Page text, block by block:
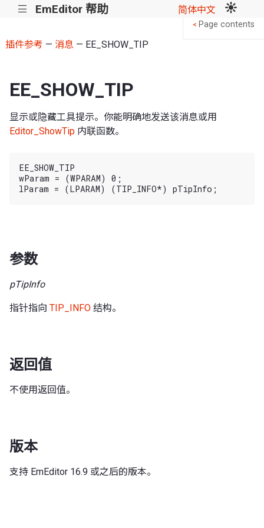
||| EmEditor 帮助 简体中文
插件参考 — 消息— EE_SHOW_TIP
EE_SHOW_TIP
显示或隐藏工具提示。你能明确地发送该消息或用
Editor_ShowTip 内联函数。
EE_SHOW_TIP
wParam = (WPARAM) 0;
参数
pTipInfo
指针指向 TIP_INFO 结构。
返回值
不使用返回值。
版本
支持 EmEditor 16.9 或之后的版本。
< Page contents